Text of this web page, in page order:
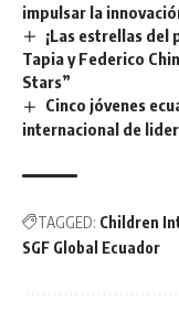
impulsar la
¡Las estrellas del
Tapia y Federico
Stars”
Cinco jóvenes
internacional de
TAGGED: Children
SGF Global Ecuador